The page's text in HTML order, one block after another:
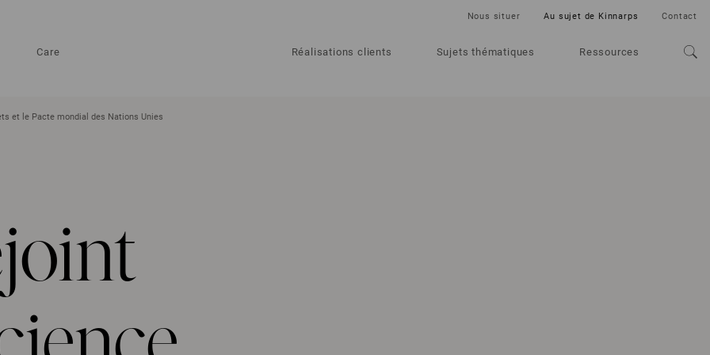
Care Réalisations clients Sujets thématiques Ressources
Nous situer Au sujet de Kinnarps Contact
et le Pacte mondial des Nations Unies